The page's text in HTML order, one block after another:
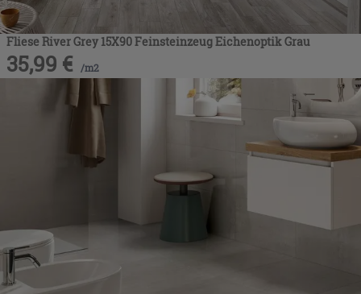
Fliese River Grey 15X90 Feinsteinzeug Eichenoptik Grau
35,99 € /m2